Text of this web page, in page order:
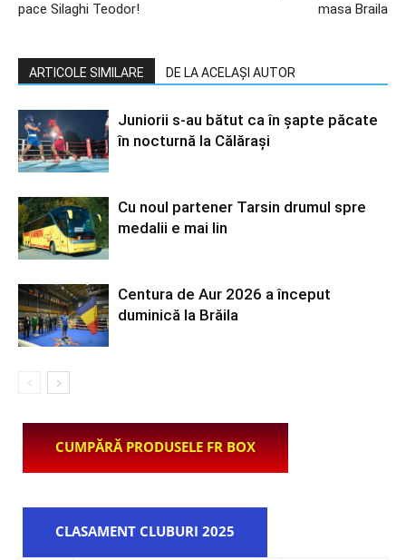
pace Silaghi Teodor!
masa Braila
ARTICOLE SIMILARE DE LA ACELAȘI AUTOR
Juniorii s-au bătut ca în șapte păcate
în nocturnă la Călărași
Cu noul partener Tarsin drumul spre
medalii e mai lin
Centura de Aur 2026 a început
duminică la Brăila
CUMPĂRĂ PRODUSELE FR BOX
CLASAMENT CLUBURI 2025